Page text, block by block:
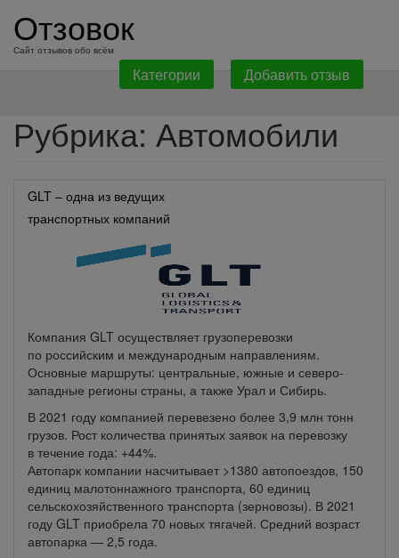
содержанию
Отзовок
Сайт отзывов обо всём
Категории Добавить отзыв
Рубрика: Автомобили
GLT – одна из ведущих
транспортных компаний
России в сегменте прямых
перевозок еврофурой.
Компания GLT осуществляет грузоперевозки
по российским и международным направлениям.
Основные маршруты: центральные, южные и северо-
западные регионы страны, а также Урал и Сибирь.
В 2021 году компанией перевезено более 3,9 млн тонн
грузов. Рост количества принятых заявок на перевозку
в течение года: +44%.
Автопарк компании насчитывает >1380 автопоездов, 150
единиц малотоннажного транспорта, 60 единиц
сельскохозяйственного транспорта (зерновозы). В 2021
году GLT приобрела 70 новых тягачей. Средний возраст
автопарка — 2,5 года.